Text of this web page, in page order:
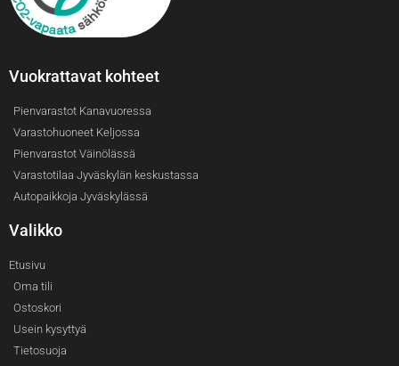
Vuokrattavat kohteet
Pienvarastot Kanavuoressa
Varastohuoneet Keljossa
Pienvarastot Väinölässä
Varastotilaa Jyväskylän keskustassa
Autopaikkoja Jyväskylässä
Valikko
Etusivu
Oma tili
Ostoskori
Usein kysyttyä
Tietosuoja